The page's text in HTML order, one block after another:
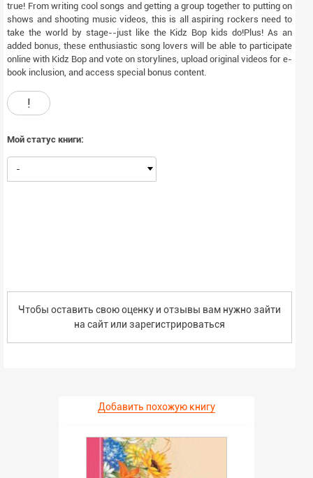
true! From writing cool songs and getting a group together to putting on
shows and shooting music videos, this is all aspiring rockers need to
take the world by stage--just like the Kidz Bop kids do!Plus! As an
added bonus, these enthusiastic song lovers will be able to participate
online with Kidz Bop and vote on storylines, upload original videos for e-
book inclusion, and access special bonus content.
!
Мой статус книги:
-
Чтобы оставить свою оценку и отзывы вам нужно зайти
на сайт или зарегистрироваться
Добавить похожую книгу